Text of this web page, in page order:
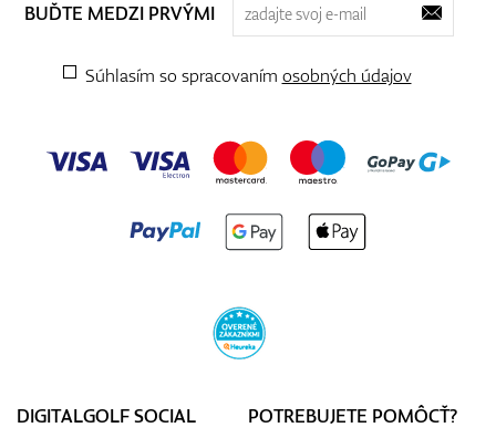
BUĎTE MEDZI PRVÝMI
Súhlasím so spracovaním osobných údajov
DIGITALGOLF SOCIAL
POTREBUJETE POMÔCŤ?